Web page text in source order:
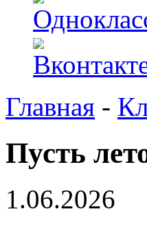
Главная -
Пусть
1.06.2026